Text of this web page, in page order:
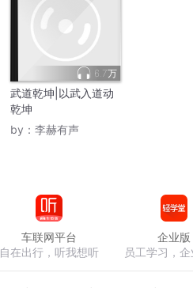
6.7万
武道乾坤|以武入道动
乾坤
by： 李赫有声
车联网平台
自在出行，听我想听
企业版
员工学习，